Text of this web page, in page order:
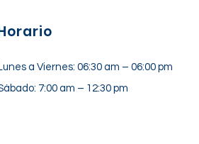
a Viernes: 06:30 am – 06:00 pm
7:00 am – 12:30 pm